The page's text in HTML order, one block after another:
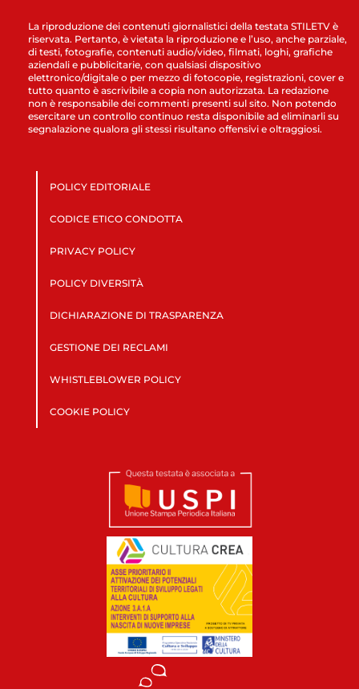
La riproduzione dei contenuti giornalistici della testata STILETV è
riservata. Pertanto, è vietata la riproduzione e l’uso, anche parziale,
di testi, fotografie, contenuti audio/video, filmati, loghi, grafiche
aziendali e pubblicitarie, con qualsiasi dispositivo
elettronico/digitale o per mezzo di fotocopie, registrazioni, cover e
tutto quanto è ascrivibile a copia non autorizzata. La redazione
non è responsabile dei commenti presenti sul sito. Non potendo
esercitare un controllo continuo resta disponibile ad eliminarli su
segnalazione qualora gli stessi risultano offensivi e oltraggiosi.
POLICY EDITORIALE
CODICE ETICO CONDOTTA
PRIVACY POLICY
POLICY DIVERSITÀ
DICHIARAZIONE DI TRASPARENZA
GESTIONE DEI RECLAMI
WHISTLEBLOWER POLICY
COOKIE POLICY